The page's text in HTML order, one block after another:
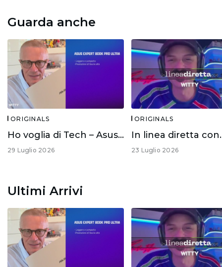
Guarda anche
ORIGINALS
Ho voglia di Tech – Asus Expert Book Ultra
29 Luglio 2026
ORIGINALS
23 Luglio 2026
Ultimi Arrivi